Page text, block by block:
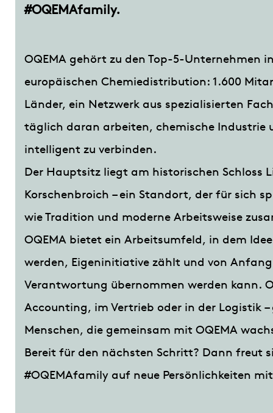
#OQEMAfamily.
OQEMA gehört zu den Top-5-Unternehmen
europäischen Chemiedistribution: 1.600
Länder, ein Netzwerk aus spezialisierten
täglich daran arbeiten, chemische Industrie
intelligent zu verbinden.
Der Hauptsitz liegt am historischen Schloss
Korschenbroich – ein Standort, der für sich
wie Tradition und moderne Arbeitsweise
OQEMA bietet ein Arbeitsumfeld, in dem
werden, Eigeninitiative zählt und von
Verantwortung übernommen werden kann.
Accounting, im Vertrieb oder in der Logistik
Menschen, die gemeinsam mit OQEMA
Bereit für den nächsten Schritt? Dann freut
#OQEMAfamily auf neue Persönlichkeiten